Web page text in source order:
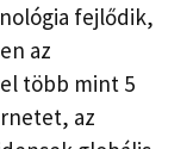
fejlődik,
az
több mint 5
az